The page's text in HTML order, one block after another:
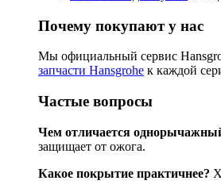
Почему покупают у нас
Мы официальный сервис
запчасти Hansgrohe к каждой
Частые вопросы
Чем отличается
защищает от ожога.
Какое покрытие практичнее?